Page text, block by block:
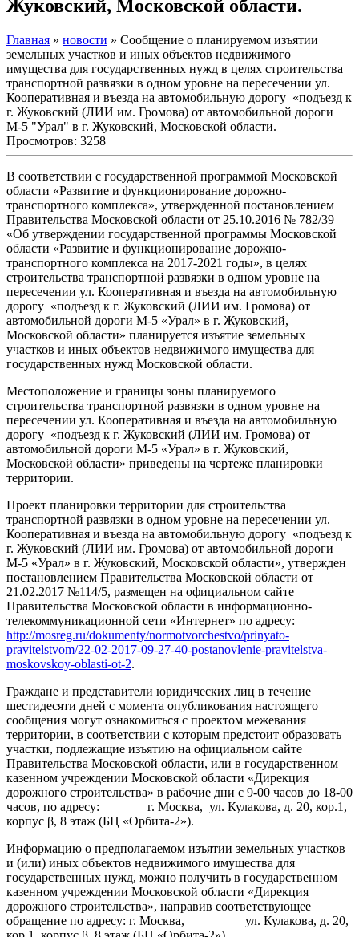
Жуковский, Московской области.
Главная » новости » Сообщение о планируемом изъятии
земельных участков и иных объектов недвижимого
имущества для государственных нужд в целях строительства
транспортной развязки в одном уровне на пересечении ул.
Кооперативная и въезда на автомобильную дорогу «подъезд к
г. Жуковский (ЛИИ им. Громова) от автомобильной дороги
М-5 "Урал" в г. Жуковский, Московской области.
Просмотров: 3258
В соответствии с государственной программой Московской
области «Развитие и функционирование дорожно-
транспортного комплекса», утвержденной постановлением
Правительства Московской области от 25.10.2016 № 782/39
«Об утверждении государственной программы Московской
области «Развитие и функционирование дорожно-
транспортного комплекса на 2017-2021 годы», в целях
строительства транспортной развязки в одном уровне на
пересечении ул. Кооперативная и въезда на автомобильную
дорогу «подъезд к г. Жуковский (ЛИИ им. Громова) от
автомобильной дороги М-5 «Урал» в г. Жуковский,
Московской области» планируется изъятие земельных
участков и иных объектов недвижимого имущества для
государственных нужд Московской области.
Местоположение и границы зоны планируемого
строительства транспортной развязки в одном уровне на
пересечении ул. Кооперативная и въезда на автомобильную
дорогу «подъезд к г. Жуковский (ЛИИ им. Громова) от
автомобильной дороги М-5 «Урал» в г. Жуковский,
Московской области» приведены на чертеже планировки
территории.
Проект планировки территории для строительства
транспортной развязки в одном уровне на пересечении ул.
Кооперативная и въезда на автомобильную дорогу «подъезд к
г. Жуковский (ЛИИ им. Громова) от автомобильной дороги
М-5 «Урал» в г. Жуковский, Московской области», утвержден
постановлением Правительства Московской области от
21.02.2017 №114/5, размещен на официальном сайте
Правительства Московской области в информационно-
телекоммуникационной сети «Интернет» по адресу:
http://mosreg.ru/dokumenty/normotvorchestvo/prinyato-
pravitelstvom/22-02-2017-09-27-40-postanovlenie-pravitelstva-
moskovskoy-oblasti-ot-2.
Граждане и представители юридических лиц в течение
шестидесяти дней с момента опубликования настоящего
сообщения могут ознакомиться с проектом межевания
территории, в соответствии с которым предстоит образовать
участки, подлежащие изъятию на официальном сайте
Правительства Московской области, или в государственном
казенном учреждении Московской области «Дирекция
дорожного строительства» в рабочие дни с 9-00 часов до 18-00
часов, по адресу: г. Москва, ул. Кулакова, д. 20, кор.1,
корпус β, 8 этаж (БЦ «Орбита-2»).
Информацию о предполагаемом изъятии земельных участков
и (или) иных объектов недвижимого имущества для
государственных нужд, можно получить в государственном
казенном учреждении Московской области «Дирекция
дорожного строительства», направив соответствующее
обращение по адресу: г. Москва, ул. Кулакова, д. 20,